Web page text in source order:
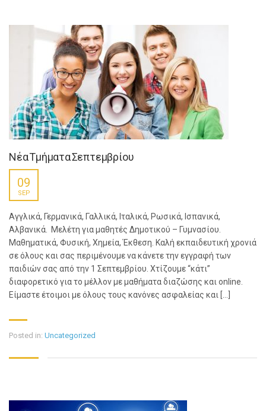
Νέα Τμήματα Σεπτεμβρίου
09
SEP
Αγγλικά, Γερμανικά, Γαλλικά, Ιταλικά, Ρωσικά, Ισπανικά,
Αλβανικά. Μελέτη για μαθητές Δημοτικού – Γυμνασίου.
Μαθηματικά, Φυσική, Χημεία, Έκθεση. Καλή εκπαιδευτική χρονιά
σε όλους και σας περιμένουμε να κάνετε την εγγραφή των
παιδιών σας από την 1 Σεπτεμβρίου. Χτίζουμε “κάτι”
διαφορετικό για το μέλλον με μαθήματα διαζώσης και online.
Είμαστε έτοιμοι με όλους τους κανόνες ασφαλείας και […]
Posted in: Uncategorized